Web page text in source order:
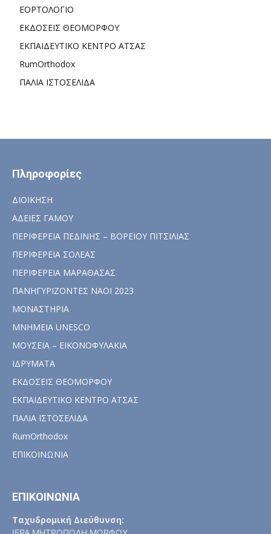
ΕΟΡΤΟΛΟΓΙΟ
ΕΚΔΟΣΕΙΣ ΘΕΟΜΟΡΦΟΥ
ΕΚΠΑΙΔΕΥΤΙΚΟ ΚΕΝΤΡΟ ΑΤΣΑΣ
RumOrthodox
ΠΑΛΙΑ ΙΣΤΟΣΕΛΙΔΑ
Πληροφορίες
ΔΙΟΙΚΗΣΗ
ΑΔΕΙΕΣ ΓΑΜΟΥ
ΠΕΡΙΦΕΡΕΙΑ ΠΕΔΙΝΗΣ – ΒΟΡΕΙΟΥ ΠΙΤΣΙΛΙΑΣ
ΠΕΡΙΦΕΡΕΙΑ ΣΟΛΕΑΣ
ΠΕΡΙΦΕΡΕΙΑ ΜΑΡΑΘΑΣΑΣ
ΠΑΝΗΓΥΡΙΖΟΝΤΕΣ ΝΑΟΙ 2023
ΜΟΝΑΣΤΗΡΙΑ
ΜΝΗΜΕΙΑ UNESCO
ΜΟΥΣΕΙΑ – ΕΙΚΟΝΟΦΥΛΑΚΙΑ
ΙΔΡΥΜΑΤΑ
ΕΚΔΟΣΕΙΣ ΘΕΟΜΟΡΦΟΥ
ΕΚΠΑΙΔΕΥΤΙΚΟ ΚΕΝΤΡΟ ΑΤΣΑΣ
ΠΑΛΙΑ ΙΣΤΟΣΕΛΙΔΑ
RumOrthodox
ΕΠΙΚΟΙΝΩΝΙΑ
ΕΠΙΚΟΙΝΩΝΙΑ
Ταχυδρομική Διεύθυνση: